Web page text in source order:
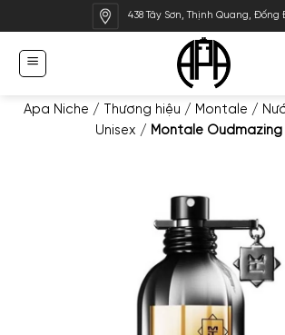
qua
dung
438 Tây Sơn, Thịnh Quang, Đống
Apa Niche / Thương hiệu / Montale /
Unisex / Montale Oudmazing